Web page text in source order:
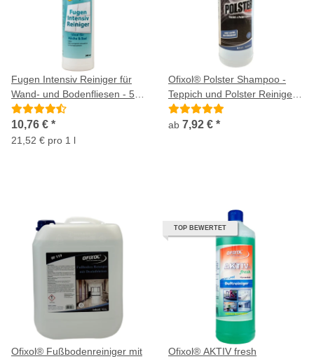
Fugen Intensiv Reiniger für
Wand- und Bodenfliesen - 500
ml
10,76 € *
21,52 € pro 1 l
Ofixol® Polster Shampoo -
Teppich und Polster Reiniger,
Konzentrat
ab 7,92 € *
Ofixol® Fußbodenreiniger mit
TOP BEWERTET
Ofixol® AKTIV fresh